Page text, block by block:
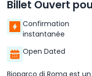
Billet Ouvert
Confirmation
instantanée
Open Dated
Bioparco di Roma est